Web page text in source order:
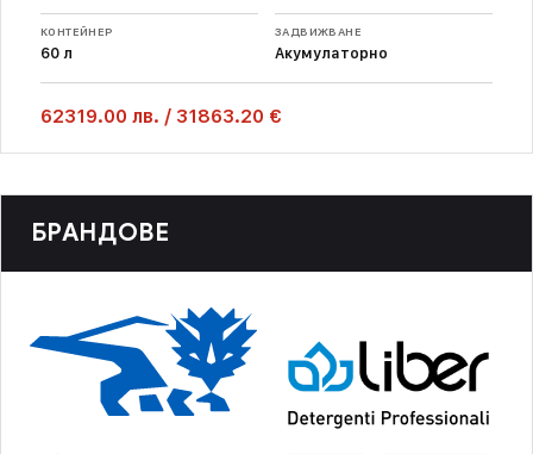
КОНТЕЙНЕР
60 л
ЗАДВИЖВАНЕ
Акумулаторно
62319.00 лв. / 31863.20 €
БРАНДОВЕ